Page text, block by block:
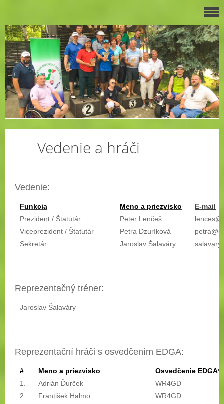
Vedenie a hráči
Vedenie:
Funkcia Meno a priezvisko
E-mail
Prezident / Štatutár
Peter Lenčeš
Viceprezident / Štatutár
Petra Dzuríková
Sekretár
Jaroslav Šalaváry
Reprezentačný tréner:
Jaroslav Šalaváry
Reprezentační hráči s osvedčením EDGA:
# Meno a priezvisko
Osvedčenie EDGA*
1.
Adrián Ďurček
WR4GD
2.
František Halmo
WR4GD